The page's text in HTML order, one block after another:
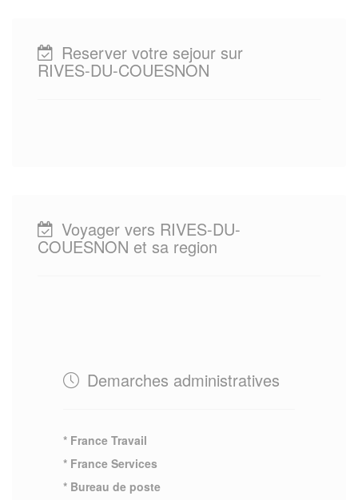
Reserver votre sejour sur
RIVES-DU-COUESNON
Voyager vers RIVES-DU-
COUESNON et sa region
Demarches administratives
* France Travail
* France Services
* Bureau de poste